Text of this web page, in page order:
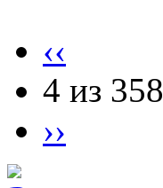
‹‹
4 из 358
››